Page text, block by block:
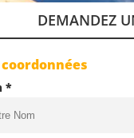
DEMANDEZ
*